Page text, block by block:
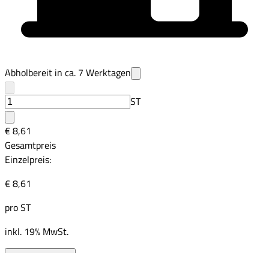
Abholbereit in ca. 7 Werktagen
ST
€ 8,61
Gesamtpreis
Einzelpreis:
€ 8,61
proST
inkl. 19% MwSt.